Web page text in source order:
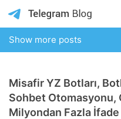
Show more posts
Misafir YZ Botları,
Sohbet Otomasyonu,
Milyondan Fazla